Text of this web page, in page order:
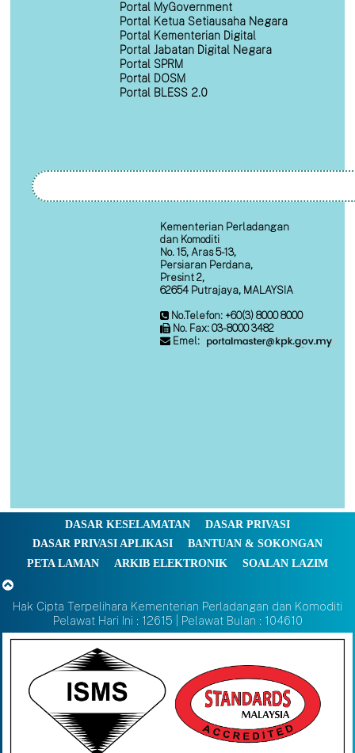
Portal MyGovernment
Portal Ketua Setiausaha Negara
Portal Kementerian Digital
Portal Jabatan Digital Negara
Portal SPRM
Portal DOSM
Portal BLESS 2.0
Kementerian Perladangan
dan Komoditi
No. 15, Aras 5-13,
Persiaran Perdana,
Presint 2,
62654 Putrajaya, MALAYSIA
No.Telefon: +60(3) 8000 8000
No. Fax: 03-8000 3482
Emel:
DASAR KESELAMATAN
DASAR PRIVASI
DASAR PRIVASI APLIKASI
BANTUAN & SOKONGAN
PETA LAMAN
ARKIB ELEKTRONIK SOALAN LAZIM
Hak Cipta Terpelihara Kementerian Perladangan dan Komoditi
Pelawat Hari Ini : 12615 | Pelawat Bulan : 104610